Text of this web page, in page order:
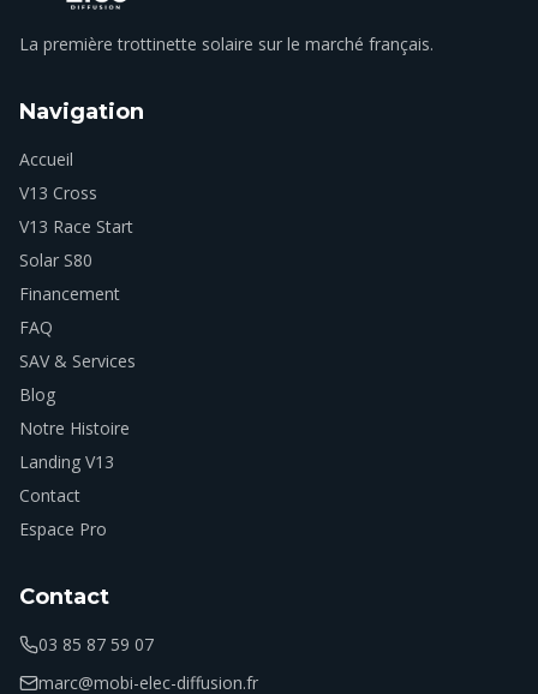
La première trottinette solaire sur le marché français.
Navigation
Accueil
V13 Cross
V13 Race Start
Solar S80
Financement
FAQ
SAV & Services
Blog
Notre Histoire
Landing V13
Contact
Espace Pro
Contact
03 85 87 59 07
marc@mobi-elec-diffusion.fr